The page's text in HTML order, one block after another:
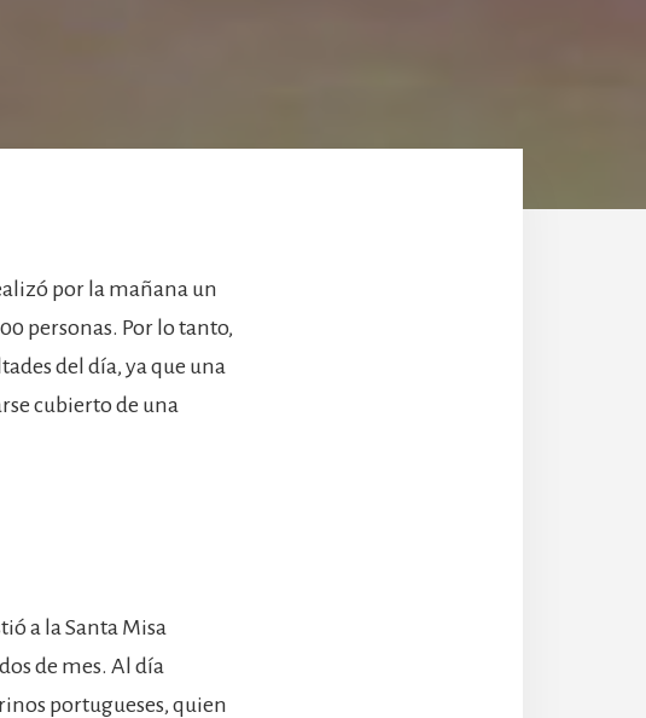
por la mañana un
personas. Por lo tanto,
del día, ya que una
cubierto de una
a la Santa Misa
de mes. Al día
portugueses, quien